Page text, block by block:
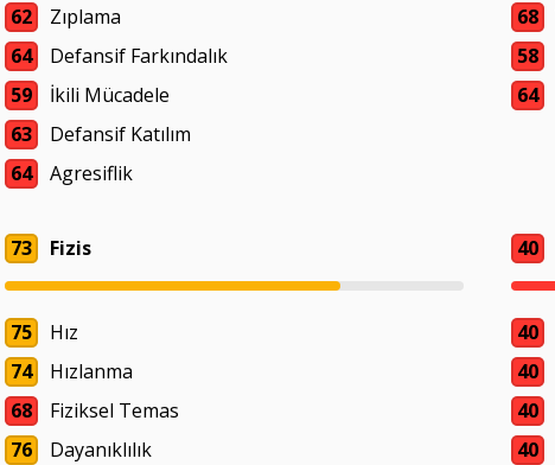
62
Zıplama
64
Defansif Farkındalık
59
İkili Mücadele
63
Defansif Katılım
64
Agresiflik
68
58
64
73 Fizis
75
Hız
74
Hızlanma
68
Fiziksel Temas
76
Dayanıklılık
40
40
40
40
40